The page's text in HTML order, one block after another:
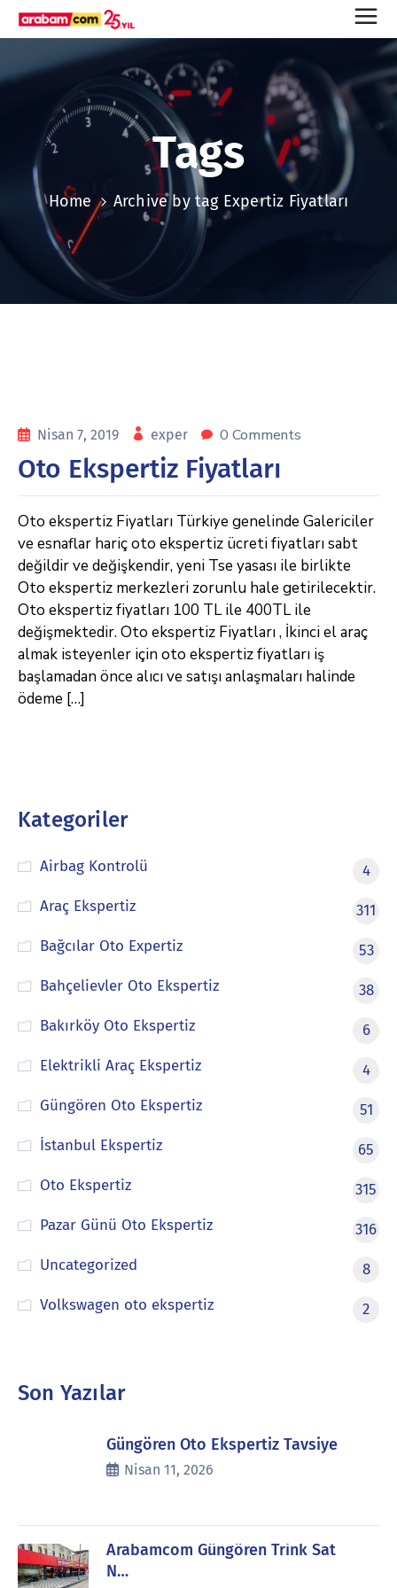
Tags
Home Archive by tag Expertiz Fiyatları
Nisan 7, 2019 exper 0 Comments
Oto Ekspertiz Fiyatları
Oto ekspertiz Fiyatları Türkiye genelinde Galericiler
ve esnaflar hariç oto ekspertiz ücreti fiyatları sabt
değildir ve değişkendir, yeni Tse yasası ile birlikte
Oto ekspertiz merkezleri zorunlu hale getirilecektir.
Oto ekspertiz fiyatları 100 TL ile 400TL ile
değişmektedir. Oto ekspertiz Fiyatları , İkinci el araç
almak isteyenler için oto ekspertiz fiyatları iş
başlamadan önce alıcı ve satışı anlaşmaları halinde
ödeme […]
Kategoriler
Airbag Kontrolü
4
Araç Ekspertiz
311
Bağcılar Oto Expertiz
53
Bahçelievler Oto Ekspertiz
38
Bakırköy Oto Ekspertiz
6
Elektrikli Araç Ekspertiz
4
Güngören Oto Ekspertiz
51
İstanbul Ekspertiz
65
Oto Ekspertiz
315
Pazar Günü Oto Ekspertiz
316
Uncategorized
8
Volkswagen oto ekspertiz
2
Son Yazılar
Güngören Oto Ekspertiz Tavsiye
Nisan 11, 2026
Arabamcom Güngören Trink Sat
N…